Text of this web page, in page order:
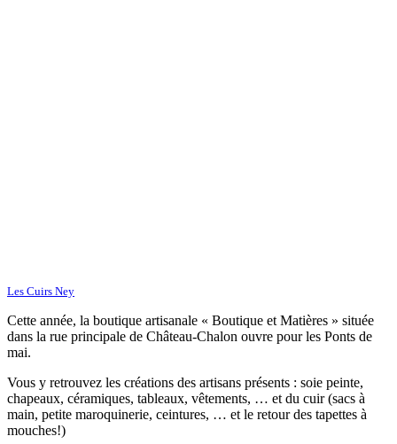
Les Cuirs Ney
Cette année, la boutique artisanale « Boutique et Matières » située
dans la rue principale de Château-Chalon ouvre pour les Ponts de
mai.
Vous y retrouvez les créations des artisans présents : soie peinte,
chapeaux, céramiques, tableaux, vêtements, … et du cuir (sacs à
main, petite maroquinerie, ceintures, … et le retour des tapettes à
mouches!)